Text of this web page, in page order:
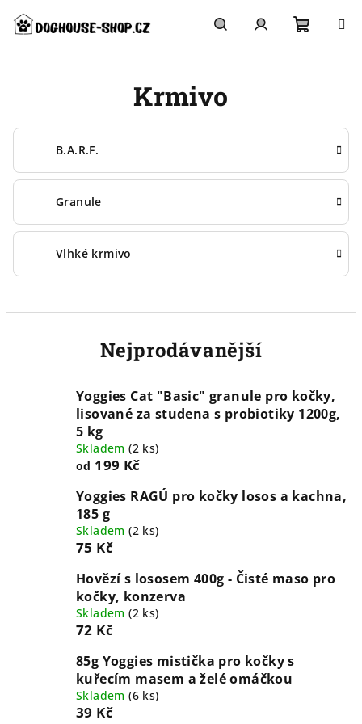
obsah
Krmivo
B.A.R.F.
Granule
Vlhké krmivo
Nejprodávanější
Yoggies Cat "Basic" granule pro kočky,
lisované za studena s probiotiky 1200g,
5 kg
Skladem(2 ks)
od 199 Kč
Yoggies RAGÚ pro kočky losos a kachna,
185 g
Skladem(2 ks)
75 Kč
Hovězí s lososem 400g - Čisté maso pro
kočky, konzerva
Skladem(2 ks)
72 Kč
85g Yoggies mistička pro kočky s
kuřecím masem a želé omáčkou
Skladem(6 ks)
39 Kč